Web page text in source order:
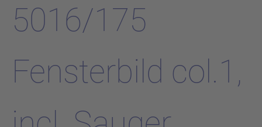
5016/175
Fensterbild col.1,